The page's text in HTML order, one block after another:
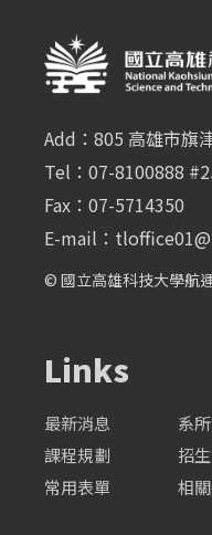
Add：805 高雄市旗
Tel：07-8100888
Fax：07-5714350
E-mail：
© 國立高雄科技大學航
Links
最新消息 系
課程規劃
招
常用表單
相